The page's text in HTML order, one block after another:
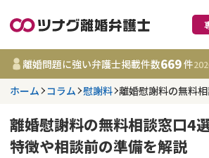
事務所
更新日 :
離婚問題に強い弁護士掲載件数669件
ホーム コラム 慰謝料 離婚慰謝料の無料
離婚慰謝料の無料相談窓口4
特徴や相談前の準備を解説